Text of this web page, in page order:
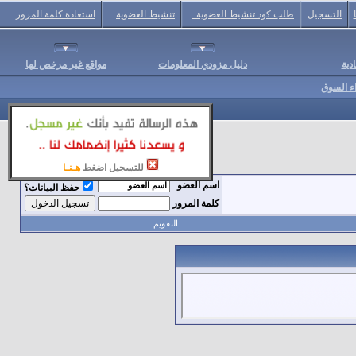
للتسجيل اضغط هـنـا
التسجيل طلب كود تنشيط العضوية تنشيط العضوية استعادة كلمة المرور
دليل مزودي المعلومات مواقع غير مرخص لها
السوق
اسم العضو
حفظ البيانات؟
كلمة المرور
التقويم